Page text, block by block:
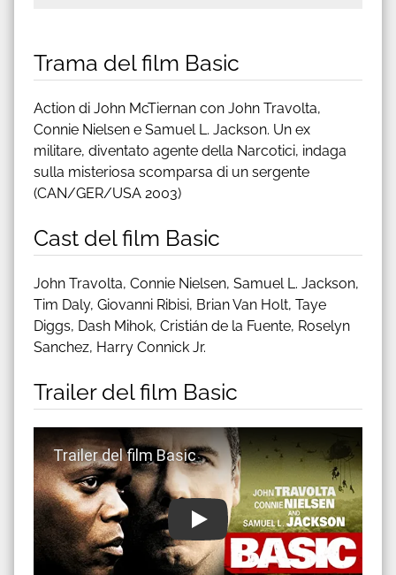
Trama del film Basic
Action di John McTiernan con John Travolta,
Connie Nielsen e Samuel L. Jackson. Un ex
militare, diventato agente della Narcotici, indaga
sulla misteriosa scomparsa di un sergente
(CAN/GER/USA 2003)
Cast del film Basic
John Travolta, Connie Nielsen, Samuel L. Jackson,
Tim Daly, Giovanni Ribisi, Brian Van Holt, Taye
Diggs, Dash Mihok, Cristián de la Fuente, Roselyn
Sanchez, Harry Connick Jr.
Trailer del film Basic
Guarda trailer del film Basic